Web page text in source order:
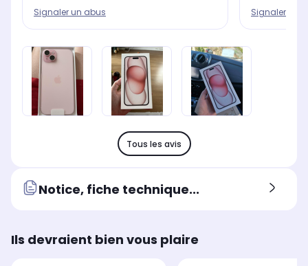
Signaler un abus
Signaler un
Tous les avis
Notice, fiche technique...
Ils devraient bien vous plaire